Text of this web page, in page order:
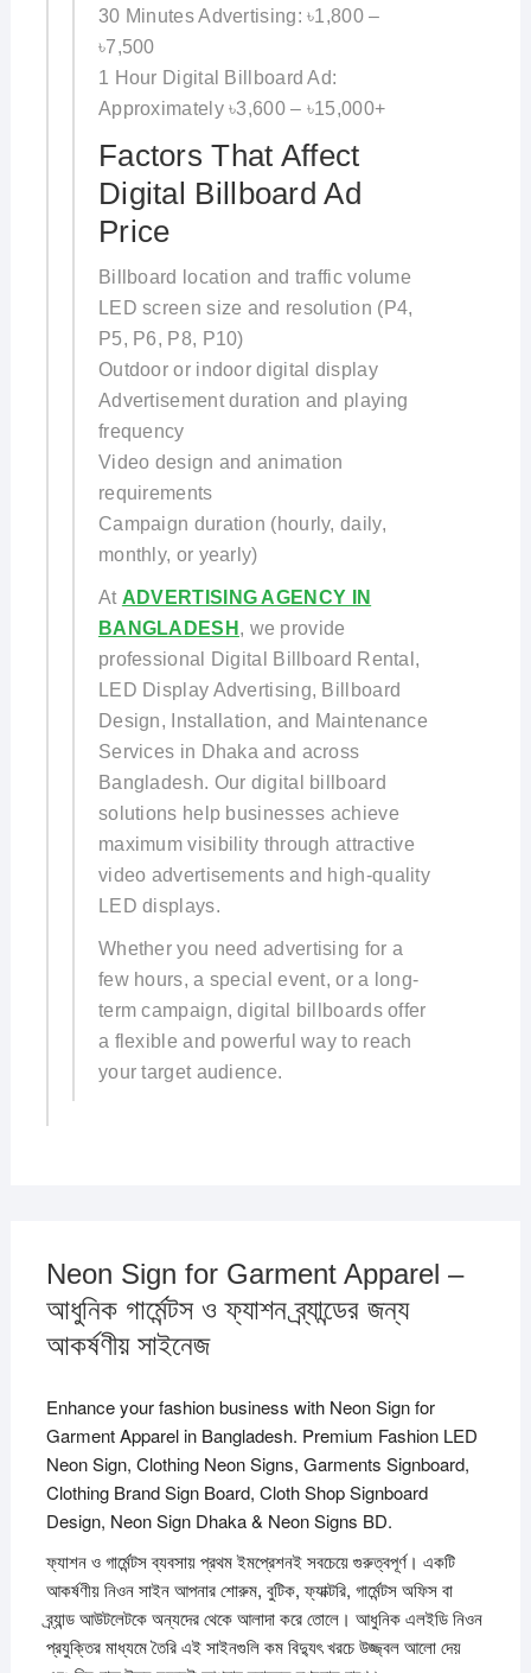
30 Minutes Advertising: ৳1,800 –
৳7,500
1 Hour Digital Billboard Ad:
Approximately ৳3,600 – ৳15,000+
Factors That Affect
Digital Billboard Ad
Price
Billboard location and traffic volume
LED screen size and resolution (P4,
P5, P6, P8, P10)
Outdoor or indoor digital display
Advertisement duration and playing
frequency
Video design and animation
requirements
Campaign duration (hourly, daily,
monthly, or yearly)
At ADVERTISING AGENCY IN
BANGLADESH , we provide
professional Digital Billboard Rental,
LED Display Advertising, Billboard
Design, Installation, and Maintenance
Services in Dhaka and across
Bangladesh. Our digital billboard
solutions help businesses achieve
maximum visibility through attractive
video advertisements and high-quality
LED displays.
Whether you need advertising for a
few hours, a special event, or a long-
term campaign, digital billboards offer
a flexible and powerful way to reach
your target audience.
Neon Sign for Garment Apparel –
আধুনিক গার্মেন্টস ও ফ্যাশন ব্র্যান্ডের জন্য
আকর্ষণীয় সাইনেজ
Enhance your fashion business with Neon Sign for
Garment Apparel in Bangladesh. Premium Fashion LED
Neon Sign, Clothing Neon Signs, Garments Signboard,
Clothing Brand Sign Board, Cloth Shop Signboard
Design, Neon Sign Dhaka & Neon Signs BD.
ফ্যাশন ও গার্মেন্টস ব্যবসায় প্রথম ইমপ্রেশনই সবচেয়ে গুরুত্বপূর্ণ। একটি
আকর্ষণীয় নিওন সাইন আপনার শোরুম, বুটিক, ফ্যাক্টরি, গার্মেন্টস অফিস বা
ব্র্যান্ড আউটলেটকে অন্যদের থেকে আলাদা করে তোলে। আধুনিক এলইডি নিওন
প্রযুক্তির মাধ্যমে তৈরি এই সাইনগুলি কম বিদ্যুৎ খরচে উজ্জ্বল আলো দেয়